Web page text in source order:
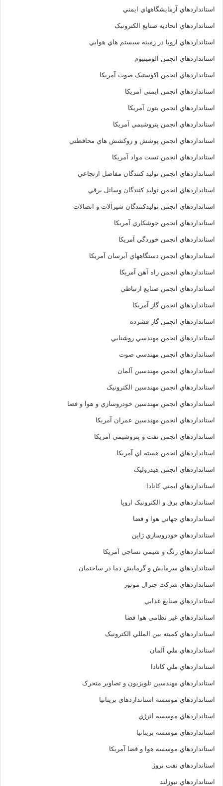
استانداردهاي آزمايشگاههاي ايمني
استانداردهاي اتحاديه صنايع الکترونبک
استانداردهاي اروپا در زمينه سيستم هاي هوايي
استانداردهاي انجمن آلومينيوم
استانداردهاي انجمن اکوستيک صوت آمريکا
استانداردهاي انجمن ايمني آمريکا
استانداردهاي انجمن بتون آمريکا
استانداردهاي انجمن پتروشيمي آمريکا
استانداردهاي انجمن پوشش و روکشش هاي محافظتي
استانداردهاي انجمن تست مواد آمريکا
استانداردهاي انجمن توليد کنندگان مفاصل ارتجاعي
استانداردهاي انجمن توليد کنندگان وسائل برقي
استانداردهاي انجمن توليدکنندگان شيرآلات و اتصالات
استانداردهاي انجمن جوشکاري آمريکا
استانداردهاي انجمن خوردگي آمريکا
استانداردهاي انجمن دستگاههاي آبرسان آمريکا
استانداردهاي انجمن راه آهن آمريکا
استانداردهاي انجمن صنايع ارتباطي
استانداردهاي انجمن گاز آمريکا
استانداردهاي انجمن گاز فشرده
استانداردهاي انجمن مهندسي روشنايي
استانداردهاي انجمن مهندسي صوت
استانداردهاي انجمن مهندسين آلمان
استانداردهاي انجمن مهندسين الکترونيک
استانداردهاي انجمن مهندسين خودروسازي و هوا و فضا
استانداردهاي انجمن مهندسين عمران آمريکا
استانداردهاي انجمن نفت و پتروشيمي آمريکا
استانداردهاي انجمن هسته اي آمريکا
استانداردهاي انجمن هيدروليک
استانداردهاي ايمني کانادا
استانداردهاي برق و الکترونبک اروپا
استانداردهاي جهاني هوا و فضا
استانداردهاي خودروسازي ژاپن
استانداردهاي رنگ و شيمي نساجي آمريکا
استانداردهاي سرمايش و گرمايش دما در ساختمان
استانداردهاي شرکت جنرال موتور
استانداردهاي صنايع غذايي
استانداردهاي غير نظامي هوا فضا
استانداردهاي کميته بين المللي الکترونيک
استانداردهاي ملي آلمان
استانداردهاي ملي کانادا
استانداردهاي مهندسين تلويزيون و تصاوير متحرک
استانداردهاي موسسه استانداردهاي بريتانيا
استانداردهاي موسسه انرژي
استانداردهاي موسسه بريتانيا
استانداردهاي موسسه هوا و فضا آمريکا
استانداردهاي نفت نروژ
استانداردهاي نيوزلند